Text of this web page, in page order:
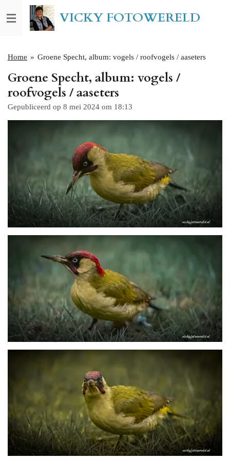
direct
hoofdinhoud
VICKY FOTOWERELD
Home » Groene Specht, album: vogels / roofvogels / aaseters
Groene Specht, album: vogels /
roofvogels / aaseters
Gepubliceerd op 8 mei 2024 om 18:13